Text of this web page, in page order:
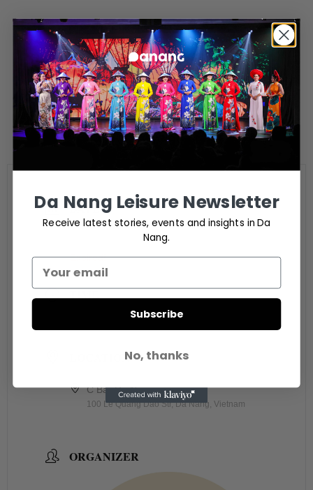
DATE
Expired!
TIME
9:00 pm - 11:00 pm
LOCATION
C Bar Da Nang
100 Le Quang Dao Str, Da Nang, Vietnam
ORGANIZER
Da Nang Leisure Newsletter
Receive latest stories, events and insights in Da
Nang.
Subscribe
No, thanks